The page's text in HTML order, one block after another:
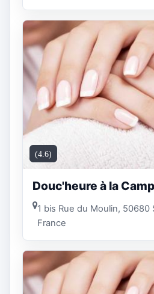
(4.6)
Douc'heure à la
1 bis Rue du Moulin, 50680
France